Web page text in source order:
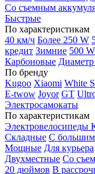
Со съемным
Быстрые
По характеристикам
40 км/ч Более 250 W
кредит Зимние 500 W
Карбоновые
По бренду
Kugoo Xiaomi White
E-twow Joyor GT
Электросамокаты
По характеристикам
Электровелосипеды
Складные С большим
Мощные Для курьера
Двухместные Со
20 дюймов В